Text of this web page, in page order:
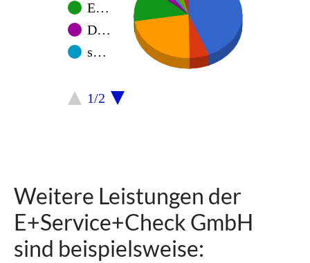
E…
D…
s…
1/2
Weitere Leistungen der
E+Service+Check GmbH
sind beispielsweise: